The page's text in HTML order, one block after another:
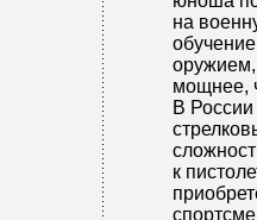
на
оружием,
мощнее,
В России
к